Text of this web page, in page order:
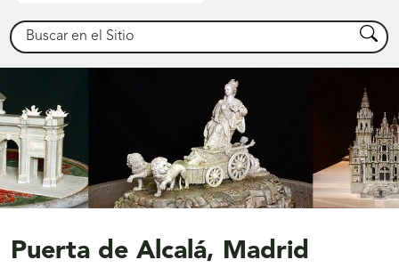
Buscar Buscar
Puerta de Alcalá, Madrid